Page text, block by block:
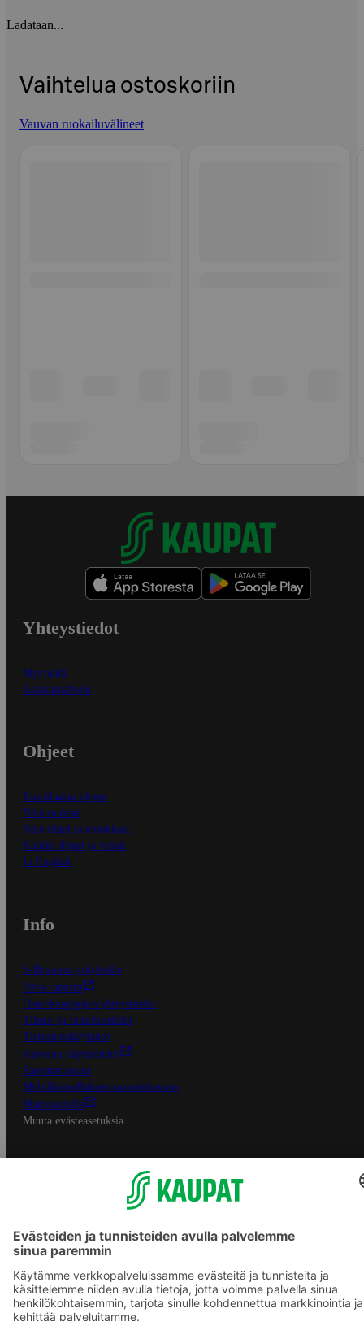
Ladataan...
Vaihtelua ostoskoriin
Vauvan ruokailuvälineet
Yhteystiedot
Myymälät
Asiakaspalvelu
Ohjeet
Ensitilaajan ohjeet
Näin maksat
Näin tilaat ja muokkaat
Kaikki ohjeet ja vinkit
In English
Info
S-Business yrityksille
Oiva-raportit
Osuuskauppojen yhteystiedot
Tilaus- ja toimitusehdot
Tietosuojakäytäntö
Palvelun käyttöehdot
Saavutettavuus
Mobiilisovelluksen saavutettavuus
Mainostajalle
Muuta evästeasetuksia
S-ryhmän palvelut
S-ryhmä
Asiakasomistajuus
S-ostoslista -sovellus
Prisma.fi